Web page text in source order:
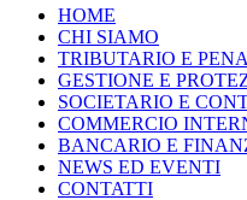
HOME
CHI SIAMO
TRIBUTARIO E
GESTIONE E
SOCIETARIO E
COMMERCIO
BANCARIO E
NEWS ED EVENTI
CONTATTI